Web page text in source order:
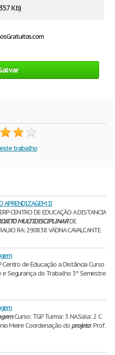
Kb)
trabalho
APRENDIZAGEM II
CENTRO DE EDUCAÇÃO A DISTANCIA
MULTIDISCIPLINARDE
RA: 290838 VÁDNA CAVALCANTE
de Educação a Distância Curso
e Segurança do Trabalho 3º Semestre
Curso: TGP Turma: 3 NA Sala: 2 C
Meire Coordenação do projeto: Prof.